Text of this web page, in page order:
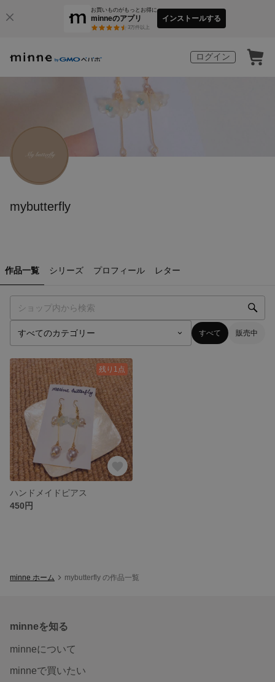
お買いものがもっとお得に
minneのアプリ
3万件以上
インストールする
ログイン
mybutterfly
作品一覧 シリーズ プロフィール レター
すべて 販売中
残り1点
ハンドメイドピアス
450円
minne ホーム mybutterfly の作品一覧
minneを知る
minneについて
minneで買いたい